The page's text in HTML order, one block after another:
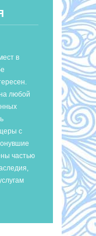
в
любой
с
частью